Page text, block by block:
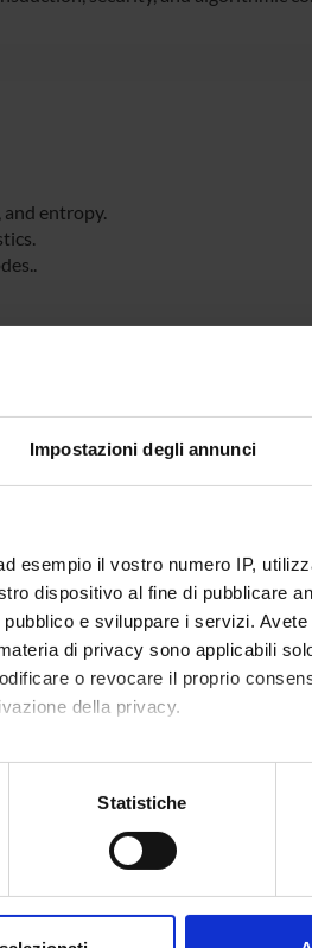
Impostazioni degli annunci
esempio il vostro numero IP,
dispositivo al fine di pubblicare
e sviluppare i servizi.
di privacy sono applicabili
o revocare il proprio
della privacy.
con un'approssimazione di
Dichiarazione sui cookie.
Statistiche
entropy.
Equipartition Propety).